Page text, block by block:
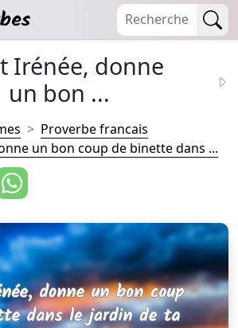
Irénée, donne
un bon ...
Proverbe francais
un bon coup de binette dans ...